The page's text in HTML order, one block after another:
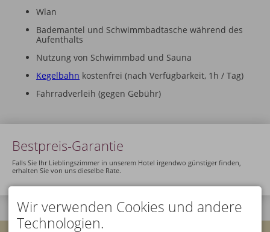
Wlan
Bademantel und Schwimmbadtasche während des
Aufenthalts
Nutzung von Schwimmbad und Sauna
Kegelbahn kostenfrei (nach Verfügbarkeit, 1h / Tag)
Fahrradverleih (gegen Gebühr)
Bestpreis-Garantie
Falls Sie Ihr Lieblingszimmer in unserem Hotel irgendwo günstiger finden,
erhalten Sie von uns dieselbe Rate.
Wir verwenden Cookies und andere
Technologien.